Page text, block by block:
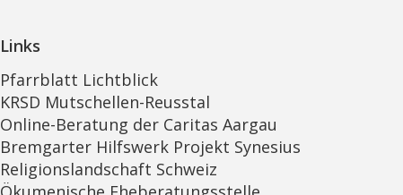
Links
Pfarrblatt Lichtblick
KRSD Mutschellen-Reusstal
Online-Beratung der Caritas Aargau
Bremgarter Hilfswerk Projekt Synesius
Religionslandschaft Schweiz